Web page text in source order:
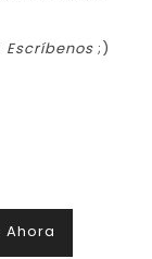
Escríbenos ;)
Ahora